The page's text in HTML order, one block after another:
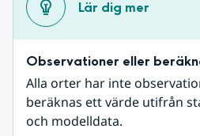
Lär dig mer
Observationer eller
Alla orter har inte
beräknas ett värde utifrån
och modelldata.